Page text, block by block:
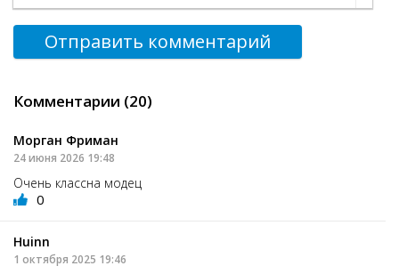
Отправить комментарий
Комментарии (20)
Морган Фриман
24 июня 2026 19:48
Очень классна модец
0
Huinn
1 октября 2025 19:46